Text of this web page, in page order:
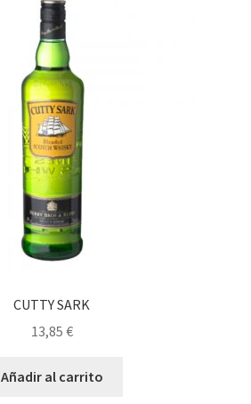
CUTTY SARK
13,85 €
Añadir al carrito